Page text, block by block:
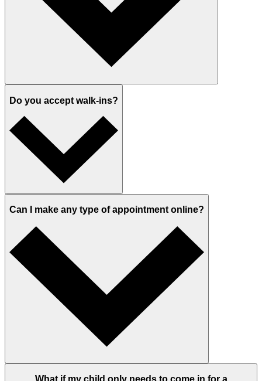
Do you accept walk-ins?
Can I make any type of appointment online?